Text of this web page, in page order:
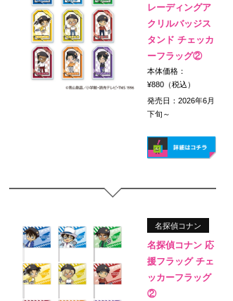
レーディングア
クリルバッジス
タンド チェッカ
ーフラッグ②
本体価格：
¥880（税込）
発売日：2026年6月
下旬～
名探偵コナン
名探偵コナン 応
援フラッグ チェ
ッカーフラッグ
②